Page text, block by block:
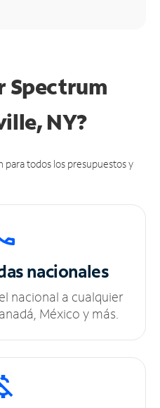
Spectrum
NY?
todos los presupuestos y
nacionales
nacional a cualquier
México y más.